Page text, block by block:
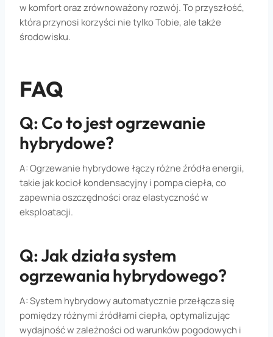
w komfort oraz zrównoważony rozwój. To przyszłość,
która przynosi korzyści nie tylko Tobie, ale także
środowisku.
FAQ
Q: Co to jest ogrzewanie
hybrydowe?
A: Ogrzewanie hybrydowe łączy różne źródła energii,
takie jak kocioł kondensacyjny i pompa ciepła, co
zapewnia oszczędności oraz elastyczność w
eksploatacji.
Q: Jak działa system
ogrzewania hybrydowego?
A: System hybrydowy automatycznie przełącza się
pomiędzy różnymi źródłami ciepła, optymalizując
wydajność w zależności od warunków pogodowych i